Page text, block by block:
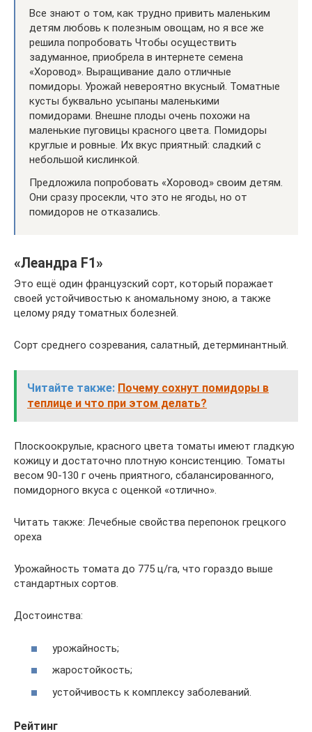
Все знают о том, как трудно привить маленьким
детям любовь к полезным овощам, но я все же
решила попробовать Чтобы осуществить
задуманное, приобрела в интернете семена
«Хоровод». Выращивание дало отличные
помидоры. Урожай невероятно вкусный. Томатные
кусты буквально усыпаны маленькими
помидорами. Внешне плоды очень похожи на
маленькие пуговицы красного цвета. Помидоры
круглые и ровные. Их вкус приятный: сладкий с
небольшой кислинкой.
Предложила попробовать «Хоровод» своим детям.
Они сразу просекли, что это не ягоды, но от
помидоров не отказались.
«Леандра F1»
Это ещё один французский сорт, который поражает
своей устойчивостью к аномальному зною, а также
целому ряду томатных болезней.
Сорт среднего созревания, салатный, детерминантный.
Читайте также: Почему сохнут помидоры в
теплице и что при этом делать?
Плоскоокрулые, красного цвета томаты имеют гладкую
кожицу и достаточно плотную консистенцию. Томаты
весом 90-130 г очень приятного, сбалансированного,
помидорного вкуса с оценкой «отлично».
Читать также: Лечебные свойства перепонок грецкого
ореха
Урожайность томата до 775 ц/га, что гораздо выше
стандартных сортов.
Достоинства:
урожайность;
жаростойкость;
устойчивость к комплексу заболеваний.
Рейтинг